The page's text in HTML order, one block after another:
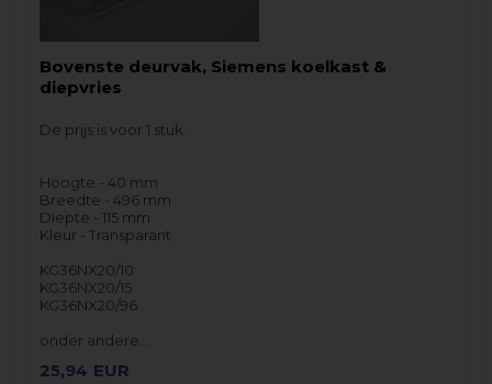
Bovenste deurvak, Siemens koelkast &
diepvries
De prijs is voor 1 stuk.
Hoogte - 40 mm
Breedte - 496 mm
Diepte - 115 mm
Kleur - Transparant
KG36NX20/10
KG36NX20/15
KG36NX20/96
onder andere…
25,94 EUR